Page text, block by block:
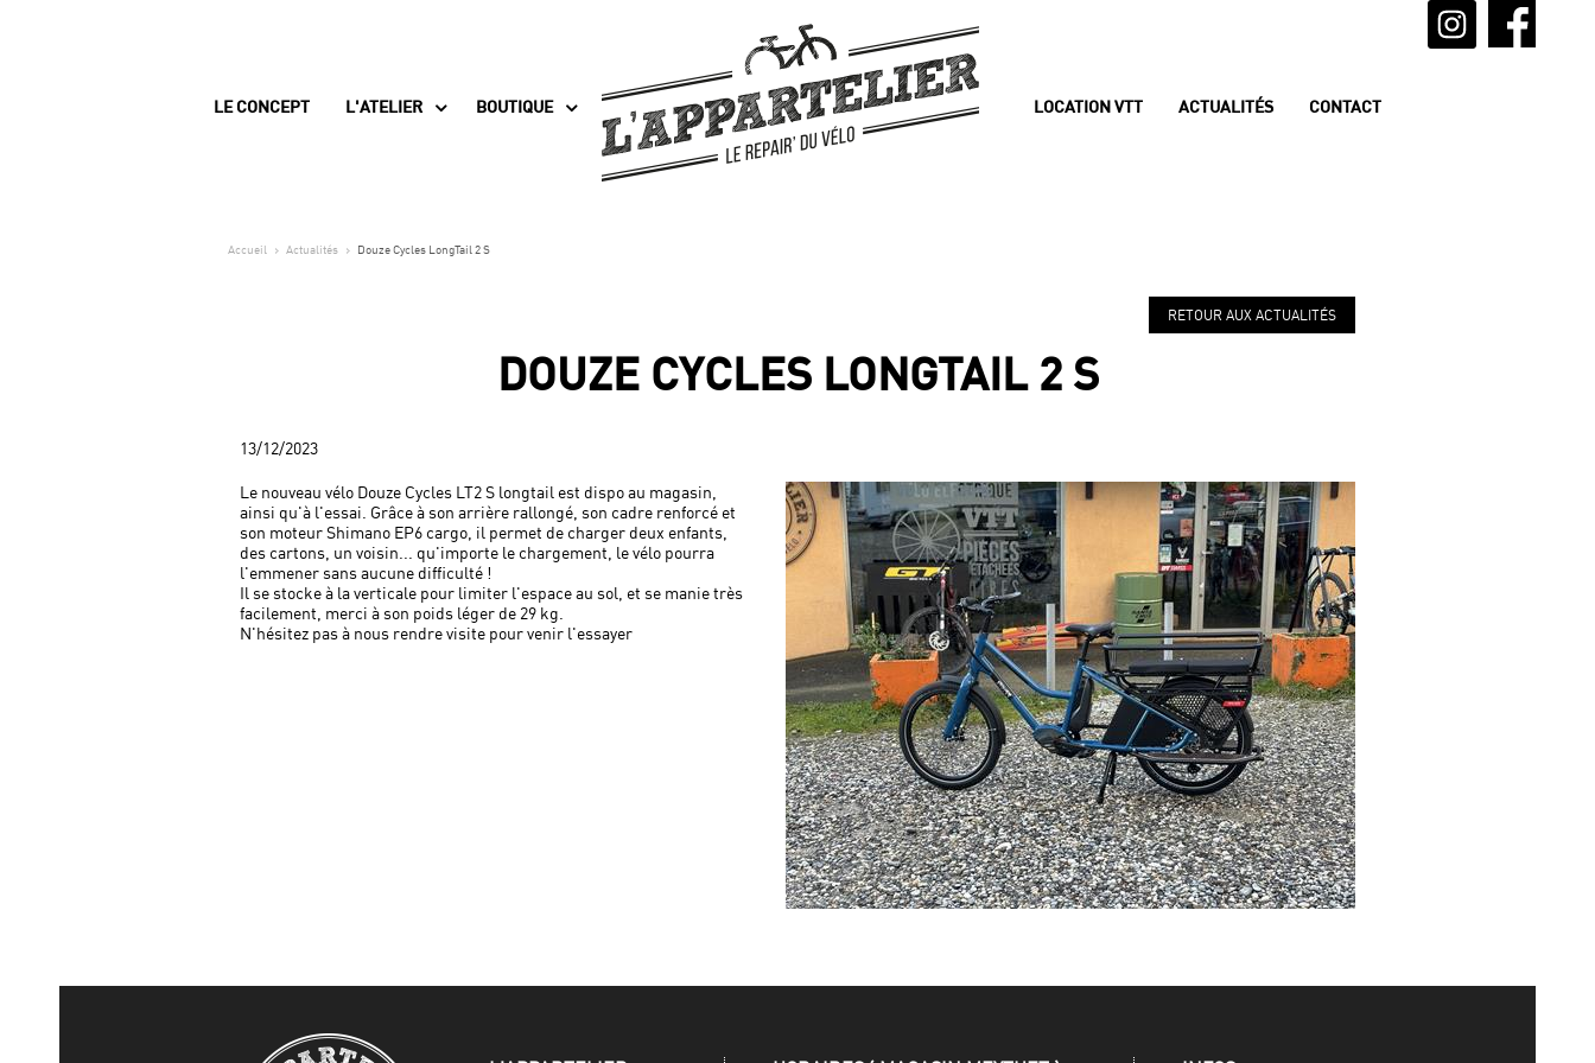
LE CONCEPT L'ATELIER BOUTIQUE LOCATION VTT ACTUALITÉS CONTACT
Accueil Actualités Douze Cycles LongTail 2 S
RETOUR AUX ACTUALITÉS
DOUZE CYCLES LONGTAIL 2 S
13/12/2023
Le nouveau vélo Douze Cycles LT2 S longtail est dispo au magasin,
ainsi qu'à l'essai. Grâce à son arrière rallongé, son cadre renforcé et
son moteur Shimano EP6 cargo, il permet de charger deux enfants,
des cartons, un voisin... qu'importe le chargement, le vélo pourra
l'emmener sans aucune difficulté !
Il se stocke à la verticale pour limiter l'espace au sol, et se manie très
facilement, merci à son poids léger de 29 kg.
N'hésitez pas à nous rendre visite pour venir l'essayer